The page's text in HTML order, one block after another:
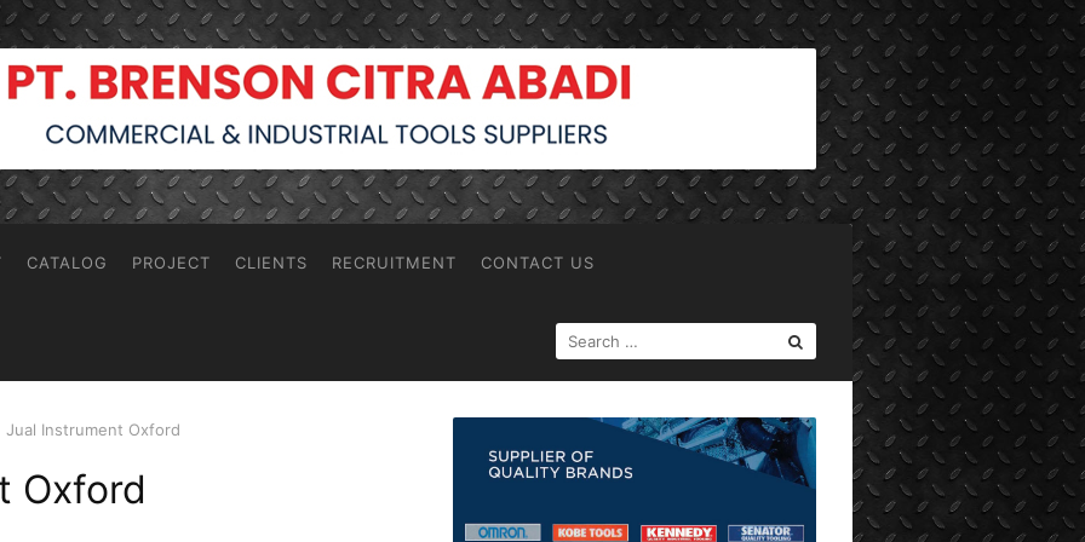
CATALOG PROJECT CLIENTS RECRUITMENT CONTACT US
SEARCH
FOR:
Jual Instrument Oxford
Oxford